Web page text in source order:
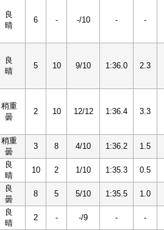
良
晴
6 - -/10 - -
良
晴
5 10 9/10 1:36.0 2.3
稍重
曇
2 10 12/12 1:36.4 3.3
稍重
曇
3 8 4/10 1:36.2 1.5
良
晴
10 2 1/10 1:35.3 0.5
良
曇
8 5 5/10 1:35.5 1.0
良
晴
2 - -/9 - -